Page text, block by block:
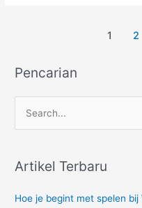
Pengetahuan
1 2
Pencarian
r
h
Artikel Terbaru
Hoe je begint met spelen